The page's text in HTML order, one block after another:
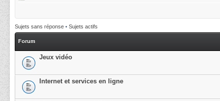
Sujets sans réponse • Sujets actifs
Forum
Jeux vidéo
Internet et services en ligne